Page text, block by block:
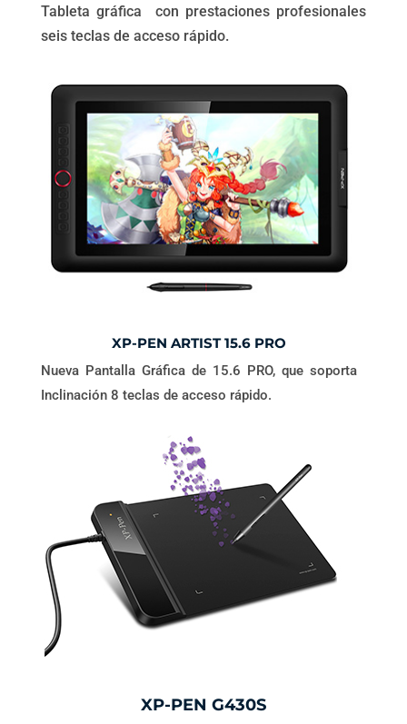
Tableta gráfica con prestaciones profesionales
seis teclas de acceso rápido.
XP-PEN ARTIST 15.6 PRO
Nueva Pantalla Gráfica de 15.6 PRO, que soporta
Inclinación 8 teclas de acceso rápido.
XP-PEN G430S